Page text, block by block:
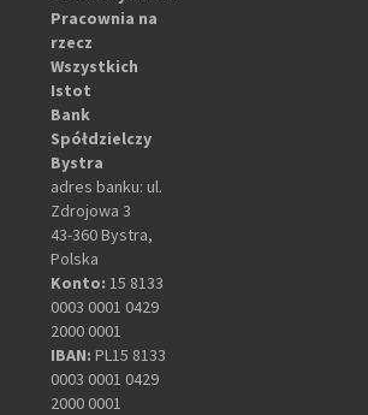
Pracownia na
rzecz
Wszystkich
Istot
Bank
Spółdzielczy
Bystra
adres banku: ul.
Zdrojowa 3
43-360 Bystra,
Polska
Konto: 15 8133
0003 0001 0429
2000 0001
IBAN: PL15 8133
0003 0001 0429
2000 0001